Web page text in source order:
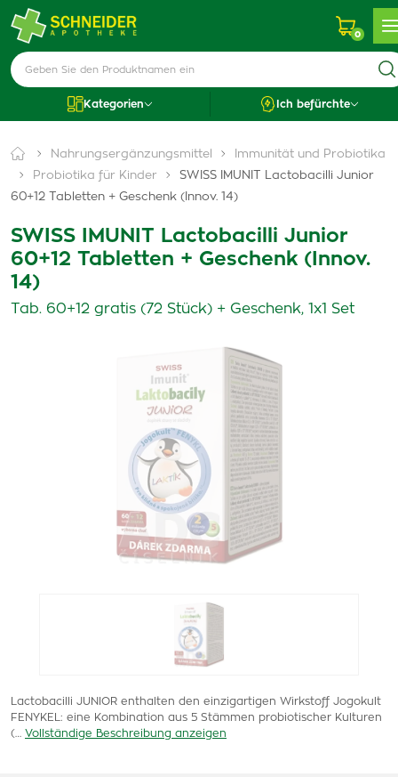
0
Kategorien Ich befürchte
Nahrungsergänzungsmittel
Immunität und Probiotika
Probiotika für Kinder
SWISS IMUNIT Lactobacilli Junior
60+12 Tabletten + Geschenk (Innov. 14)
SWISS IMUNIT Lactobacilli Junior
60+12 Tabletten + Geschenk (Innov.
14)
Tab. 60+12 gratis (72 Stück) + Geschenk, 1x1 Set
Lactobacilli JUNIOR enthalten den einzigartigen Wirkstoff Jogokult
FENYKEL: eine Kombination aus 5 Stämmen probiotischer Kulturen
(…
Vollständige Beschreibung anzeigen